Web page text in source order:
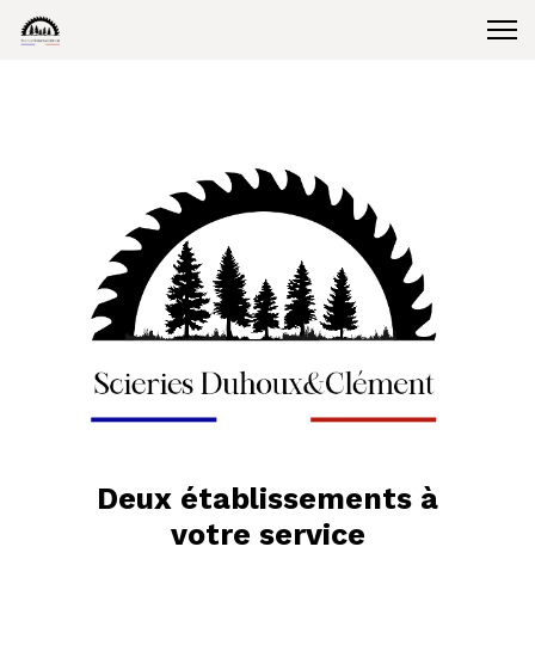
Deux établissements à
votre service